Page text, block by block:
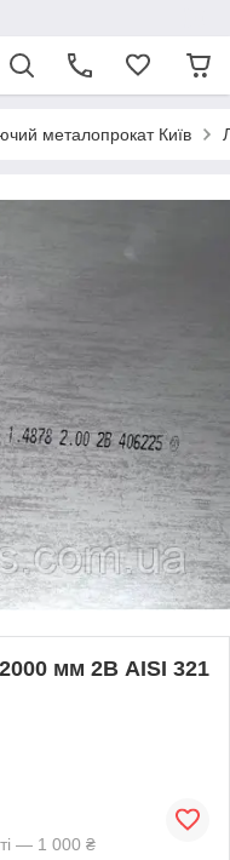
металопрокат Київ
мм 2В AISI 321
— 1 000 ₴